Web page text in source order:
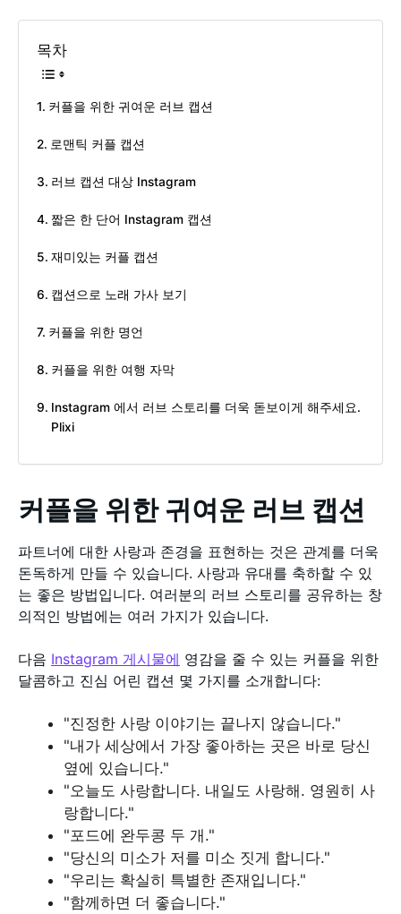
목차
커플을 위한 귀여운 러브 캡션
로맨틱 커플 캡션
러브 캡션 대상 Instagram
짧은 한 단어 Instagram 캡션
재미있는 커플 캡션
캡션으로 노래 가사 보기
커플을 위한 명언
커플을 위한 여행 자막
Instagram 에서 러브 스토리를 더욱 돋보이게 해주세요.
Plixi
커플을 위한 귀여운 러브 캡션
파트너에 대한 사랑과 존경을 표현하는 것은 관계를 더욱
돈독하게 만들 수 있습니다. 사랑과 유대를 축하할 수 있
는 좋은 방법입니다. 여러분의 러브 스토리를 공유하는 창
의적인 방법에는 여러 가지가 있습니다.
다음 Instagram 게시물에 영감을 줄 수 있는 커플을 위한
달콤하고 진심 어린 캡션 몇 가지를 소개합니다:
"진정한 사랑 이야기는 끝나지 않습니다."
"내가 세상에서 가장 좋아하는 곳은 바로 당신
옆에 있습니다."
"오늘도 사랑합니다. 내일도 사랑해. 영원히 사
랑합니다."
"포드에 완두콩 두 개."
"당신의 미소가 저를 미소 짓게 합니다."
"우리는 확실히 특별한 존재입니다."
"함께하면 더 좋습니다."